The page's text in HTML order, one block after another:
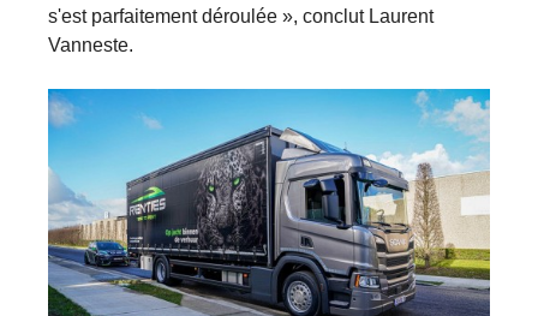
s'est parfaitement déroulée », conclut Laurent
Vanneste.